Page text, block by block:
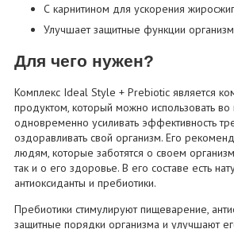
С карнитином для ускорения
Улучшает защитные функции
Для чего нужен?
Комплекс Ideal Style + Prebiotic является
продуктом, который можно использовать
одновременно усиливать эффективность
оздоравливать свой организм. Его
людям, которые заботятся о своем
так и о его здоровье. В его составе есть
антиоксиданты и пребиотики.
Пребиотики стимулируют пищеварение,
защитные порядки организма и улучшают